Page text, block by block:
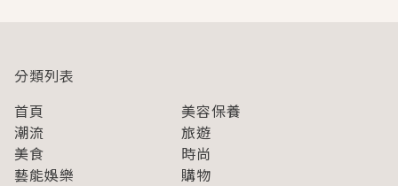
分類列表
首頁
美容保養
潮流
旅遊
美食
時尚
藝能娛樂
購物